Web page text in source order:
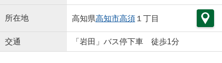
所在地 高知県高知市高須１丁目
交通 「岩田」バス停下車 徒歩1分